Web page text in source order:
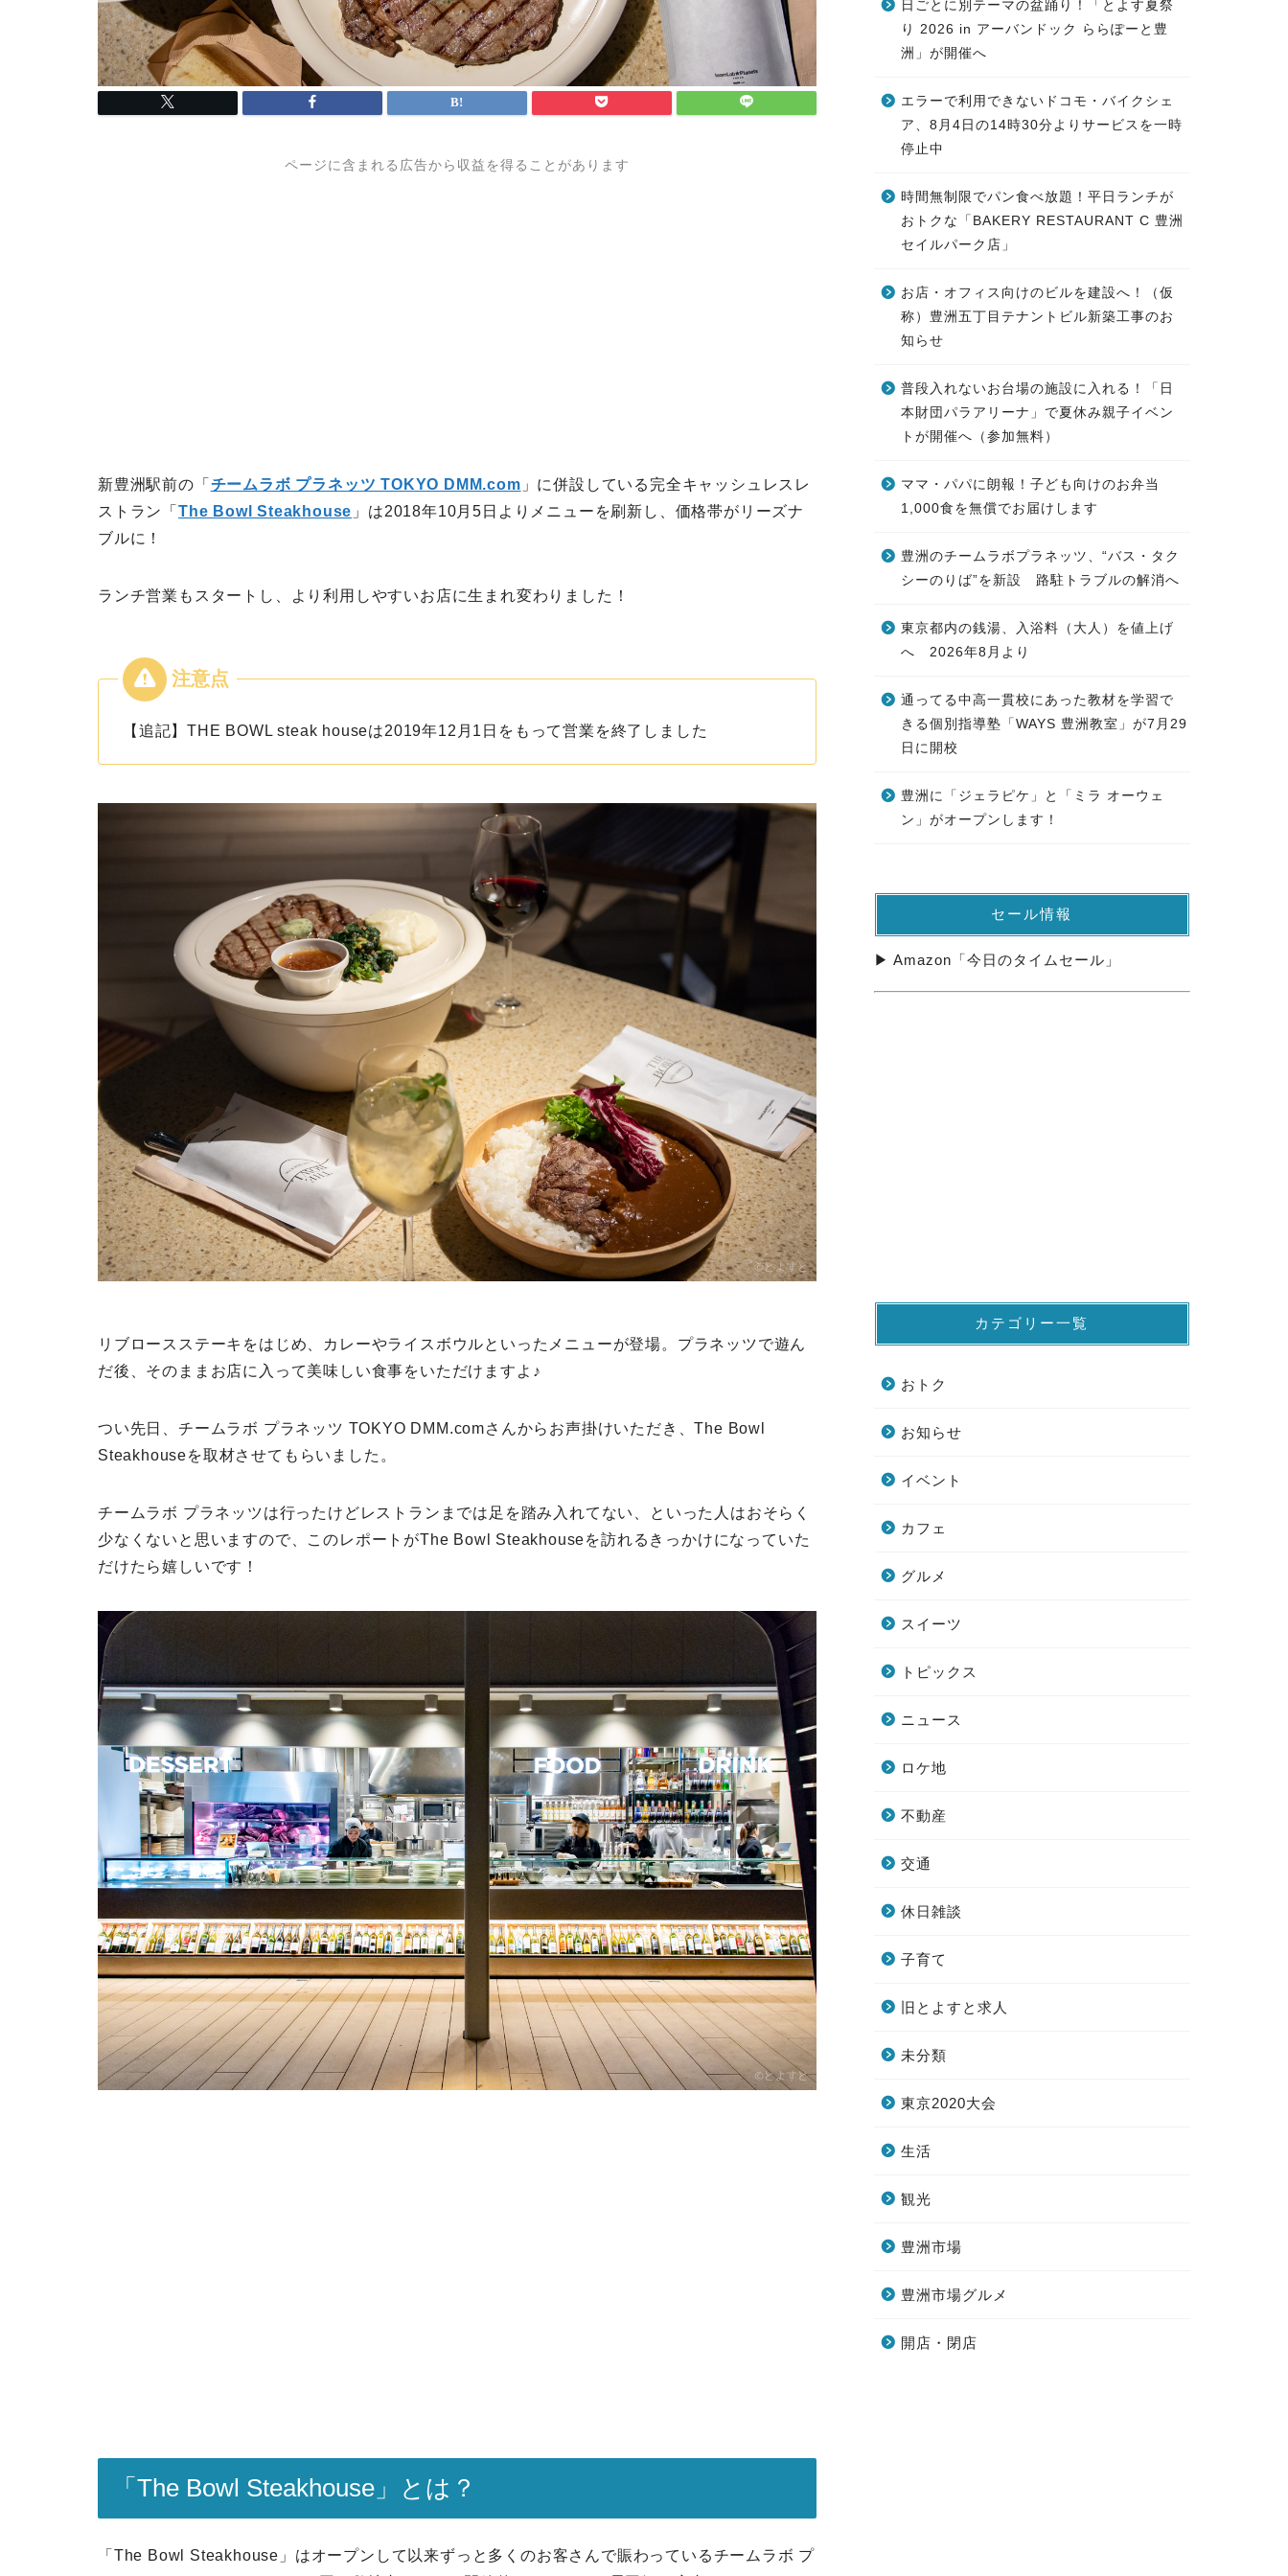
ページに含まれる広告から収益を得ることがあります
新豊洲駅前の「 チームラボ プラネッツ TOKYO DMM.com 」に併設している完全キャッシュレスレ
ストラン「 The Bowl Steakhouse 」は2018年10月5日よりメニューを刷新し、価格帯がリーズナ
ブルに！
ランチ営業もスタートし、より利用しやすいお店に生まれ変わりました！
【追記】THE BOWL steak houseは2019年12月1日をもって営業を終了しました
リブロースステーキをはじめ、カレーやライスボウルといったメニューが登場。プラネッツで遊ん
だ後、そのままお店に入って美味しい食事をいただけますよ♪
つい先日、チームラボ プラネッツ TOKYO DMM.comさんからお声掛けいただき、The Bowl
Steakhouseを取材させてもらいました。
チームラボ プラネッツは行ったけどレストランまでは足を踏み入れてない、といった人はおそらく
少なくないと思いますので、このレポートがThe Bowl Steakhouseを訪れるきっかけになっていた
だけたら嬉しいです！
「The Bowl Steakhouse」とは？
「The Bowl Steakhouse」はオープンして以来ずっと多くのお客さんで賑わっているチームラボ プ
日ごとに別テーマの盆踊り！「とよす夏祭
り 2026 in アーバンドック ららぽーと豊
洲」が開催へ
エラーで利用できないドコモ・バイクシェ
ア、8月4日の14時30分よりサービスを一時
停止中
時間無制限でパン食べ放題！平日ランチが
おトクな「BAKERY RESTAURANT C 豊洲
セイルパーク店」
お店・オフィス向けのビルを建設へ！（仮
称）豊洲五丁目テナントビル新築工事のお
知らせ
普段入れないお台場の施設に入れる！「日
本財団パラアリーナ」で夏休み親子イベン
トが開催へ（参加無料）
ママ・パパに朗報！子ども向けのお弁当
1,000食を無償でお届けします
豊洲のチームラボプラネッツ、“バス・タク
シーのりば”を新設 路駐トラブルの解消へ
東京都内の銭湯、入浴料（大人）を値上げ
へ 2026年8月より
通ってる中高一貫校にあった教材を学習で
きる個別指導塾「WAYS 豊洲教室」が7月29
日に開校
豊洲に「ジェラピケ」と「ミラ オーウェ
ン」がオープンします！
セール情報
▶ Amazon「今日のタイムセール」
カテゴリー一覧
おトク
お知らせ
イベント
カフェ
グルメ
スイーツ
トピックス
ニュース
ロケ地
不動産
交通
休日雑談
子育て
旧とよすと求人
未分類
東京2020大会
生活
観光
豊洲市場
豊洲市場グルメ
開店・閉店